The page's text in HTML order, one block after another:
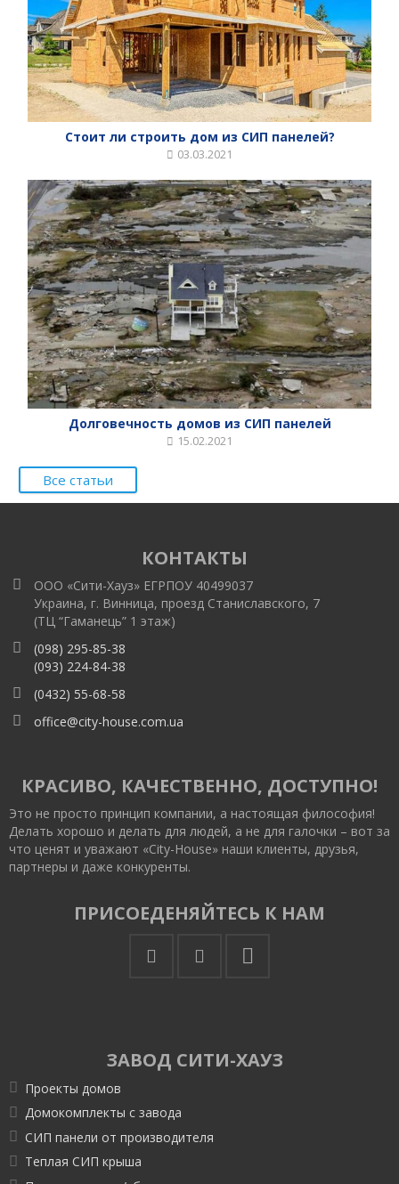
Стоит ли строить дом из СИП панелей?
03.03.2021
Долговечность домов из СИП панелей
15.02.2021
Все статьи
КОНТАКТЫ
ООО «Сити-Хауз» ЕГРПОУ 40499037
Украина, г. Винница, проезд Станиславского, 7
(ТЦ “Гаманець” 1 этаж)
(098) 295-85-38
(093) 224-84-38
(0432) 55-68-58
office@city-house.com.ua
КРАСИВО, КАЧЕСТВЕННО, ДОСТУПНО!
Это не просто принцип компании, а настоящая философия!
Делать хорошо и делать для людей, а не для галочки – вот за
что ценят и уважают «City-House» наши клиенты, друзья,
партнеры и даже конкуренты.
ПРИСОЕДЕНЯЙТЕСЬ К НАМ
ЗАВОД СИТИ-ХАУЗ
Проекты домов
Домокомплекты с завода
СИП панели от производителя
Теплая СИП крыша